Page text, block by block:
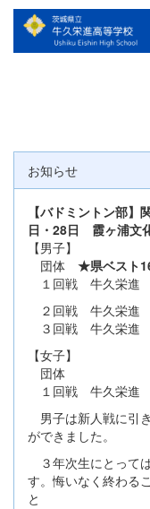
お知らせ
【バドミントン部
日・28日 霞ヶ浦文
【男子】
団体 ★県ベスト
１回戦 牛久栄進
２回戦 牛久栄進
３回戦 牛久栄進
【女子】
団体
１回戦 牛久栄進
男子は新人戦に引
ができました。
３年次生にとって
す。悔いなく終わる
と